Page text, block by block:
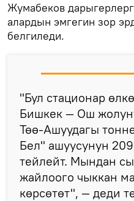
Жумабеков
алардын эмгегин зор
белгиледи.
"Бул стационар
Бишкек — Ош
Төө-Ашуудагы
Бел" ашуусунун
тейлейт. Мындан
жайлоого чыккан
көрсөтөт", — деди